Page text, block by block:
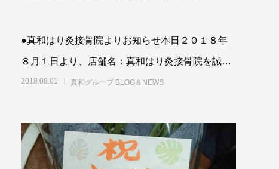
●真和はり灸接骨院よりお知らせ本日２０１８年
８月１日より、店舗名：真和はり灸接骨院を誠に
勝手ながら
2018.08.01 真和グループ BLOG＆NEWS